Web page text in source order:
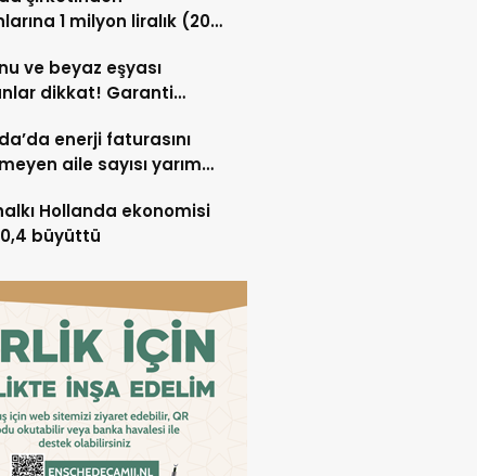
1 milyon liralık (20
ve beyaz eşyası
dikkat! Garanti
enerji faturasını
aile sayısı yarım
Hollanda ekonomisi
büyüttü